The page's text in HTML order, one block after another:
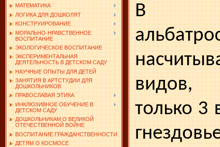
МАТЕМАТИКА
ЛОГИКА ДЛЯ ДОШКОЛЯТ
КОНСТРУИРОВАНИЕ
МОРАЛЬНО-НРАВСТВЕННОЕ
ВОСПИТАНИЕ
ЭКОЛОГИЧЕСКОЕ ВОСПИТАНИЕ
ЭКСПЕРИМЕНТАЛЬНАЯ
ДЕЯТЕЛЬНОСТЬ В ДЕТСКОМ САДУ
НАУЧНЫЕ ОПЫТЫ ДЛЯ ДЕТЕЙ
ЗАНЯТИЯ В АРТСТУДИИ ДЛЯ
ДОШКОЛЬНИКОВ
ПРАВОСЛАВАЯ ЭТИКА
ИНКЛЮЗИВНОЕ ОБУЧЕНИЕ В
ДЕТСКОМ САДУ
ДОШКОЛЬНИКАМ О ВЕЛИКОЙ
ОТЕЧЕСТВЕННОЙ ВОЙНЕ
ВОСПИТАНИЕ ГРАЖДАНСТВЕННОСТИ
ДЕТЯМ О КОСМОСЕ
В
видов,
только 3